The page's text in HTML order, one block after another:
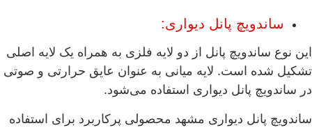
ساندویچ پانل دیواری:
این نوع ساندویچ پانل از دو لایه فلزی به همراه یک لایه اصلی
تشکیل شده است. لایه میانی به عنوان عایق حرارتی و صوتی
در ساندویچ پانل دیواری استفاده می‌شود.
ساندویچ پانل دیواری مشهد محصولی پرکاربرد برای استفاده